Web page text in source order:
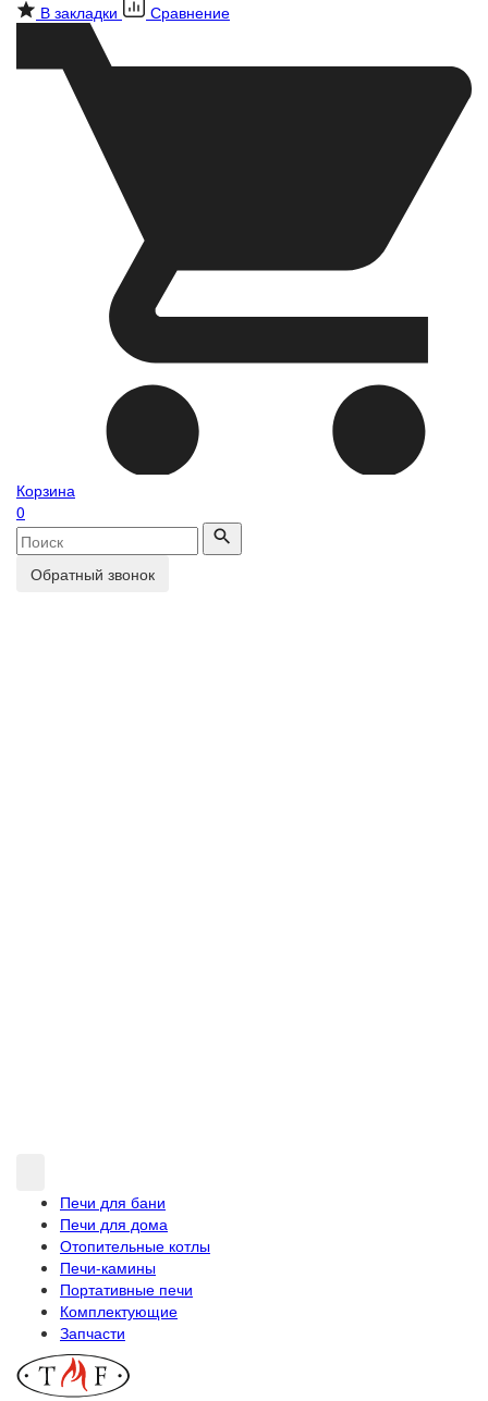
В закладки
Сравнение
Корзина
0
Обратный звонок
Печи для бани
Печи для дома
Отопительные котлы
Печи-камины
Портативные печи
Комплектующие
Запчасти